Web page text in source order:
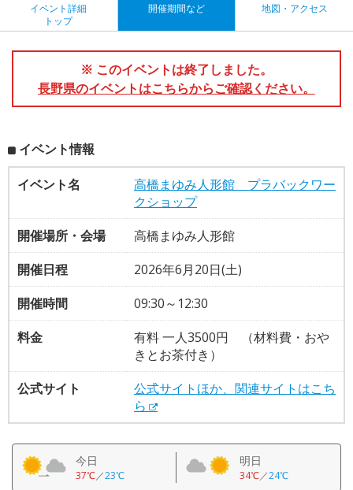
イベント詳細
トップ
開催期間など 地図・アクセス
※ このイベントは終了しました。
長野県のイベントはこちらからご確認ください。
イベント情報
イベント名
高橋まゆみ人形館 プラバックワー
クショップ
開催場所・会場
高橋まゆみ人形館
開催日程
2026年6月20日(土)
開催時間
09:30～12:30
料金
有料 一人3500円 （材料費・おや
きとお茶付き）
公式サイト
公式サイトほか、関連サイトはこち
ら
今日
37℃／23℃
明日
34℃／24℃